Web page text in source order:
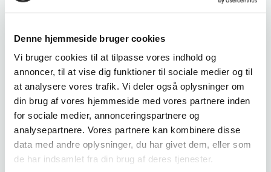
Denne hjemmeside bruger cookies
Vi bruger cookies til at tilpasse vores indhold og
annoncer, til at vise dig funktioner til sociale medier og til
at analysere vores trafik. Vi deler også oplysninger om
din brug af vores hjemmeside med vores partnere inden
for sociale medier, annonceringspartnere og
analysepartnere. Vores partnere kan kombinere disse
data med andre oplysninger, du har givet dem, eller som
de har indsamlet fra din brug af deres tjenester.
arbejdsmarkedsuddannelserne indenfor
uddannelser for oplæringsvejledere, der bedre matcher